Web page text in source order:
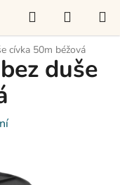
Hledat
KOŠÍK
cívka 50m béžová
duše